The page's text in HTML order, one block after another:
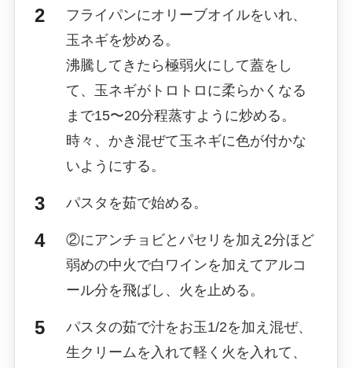
フライパンにオリーブオイルをいれ、
玉ネギを炒める。
沸騰してきたら極弱火にして蓋をし
て、玉ネギがトロトロに柔らかくなる
まで15〜20分程蒸すように炒める。
時々、かき混ぜて玉ネギに色が付かな
いようにする。
パスタを茹で始める。
②にアンチョビとパセリを加え2分ほど
弱めの中火で白ワインを加えてアルコ
ール分を飛ばし、火を止める。
パスタの茹で汁をお玉1/2を加え混ぜ、
生クリームを入れて軽く火を入れて、